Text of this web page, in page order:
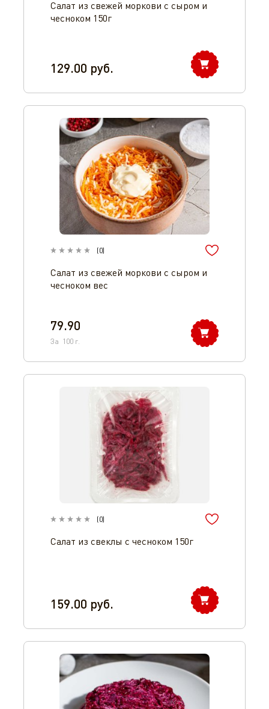
Салат из свежей моркови с сыром и
чесноком 150г
129.00 руб.
(0)
Салат из свежей моркови с сыром и
чесноком вес
79.90
За 100 г.
(0)
Салат из свеклы с чесноком 150г
159.00 руб.